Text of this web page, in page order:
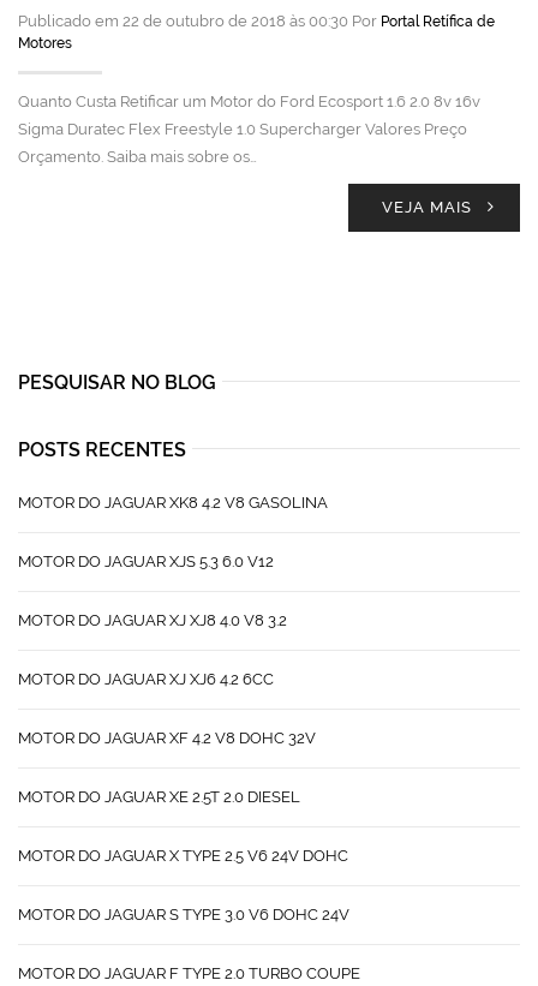
Publicado em 22 de outubro de 2018 às 00:30 Por Portal Retífica de
Motores
Quanto Custa Retificar um Motor do Ford Ecosport 1.6 2.0 8v 16v
Sigma Duratec Flex Freestyle 1.0 Supercharger Valores Preço
Orçamento. Saiba mais sobre os…
VEJA MAIS
PESQUISAR NO BLOG
POSTS RECENTES
MOTOR DO JAGUAR XK8 4.2 V8 GASOLINA
MOTOR DO JAGUAR XJS 5.3 6.0 V12
MOTOR DO JAGUAR XJ XJ8 4.0 V8 3.2
MOTOR DO JAGUAR XJ XJ6 4.2 6CC
MOTOR DO JAGUAR XF 4.2 V8 DOHC 32V
MOTOR DO JAGUAR XE 2.5T 2.0 DIESEL
MOTOR DO JAGUAR X TYPE 2.5 V6 24V DOHC
MOTOR DO JAGUAR S TYPE 3.0 V6 DOHC 24V
MOTOR DO JAGUAR F TYPE 2.0 TURBO COUPE